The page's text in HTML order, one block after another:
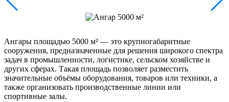
Ангары площадью 5000 м² — это крупногабаритные
сооружения, предназначенные для решения широкого спектра
задач в промышленности, логистике, сельском хозяйстве и
других сферах. Такая площадь позволяет разместить
значительные объёмы оборудования, товаров или техники, а
также организовать производственные линии или
спортивные залы.